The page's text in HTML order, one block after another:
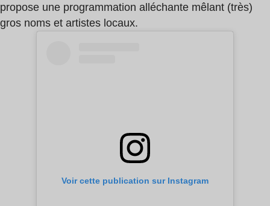
propose une programmation alléchante mêlant (très)
gros noms et artistes locaux.
Voir cette publication sur Instagram